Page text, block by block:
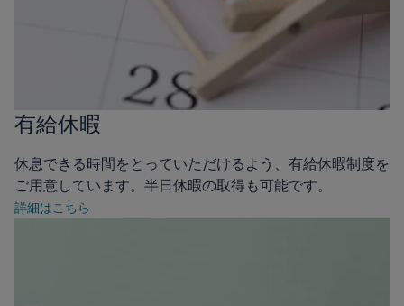
有給休暇
休息できる時間をとっていただけるよう、有給休暇制度を
ご用意しています。半日休暇の取得も可能です。
詳細はこちら